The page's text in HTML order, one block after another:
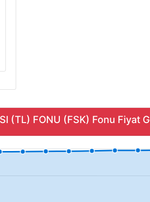
(TL) FONU (FSK) Fonu Fiyat